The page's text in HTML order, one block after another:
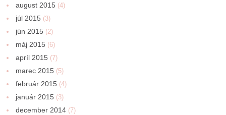
august 2015 (4)
júl 2015 (3)
jún 2015 (2)
máj 2015 (6)
apríl 2015 (7)
marec 2015 (5)
február 2015 (4)
január 2015 (3)
december 2014 (7)